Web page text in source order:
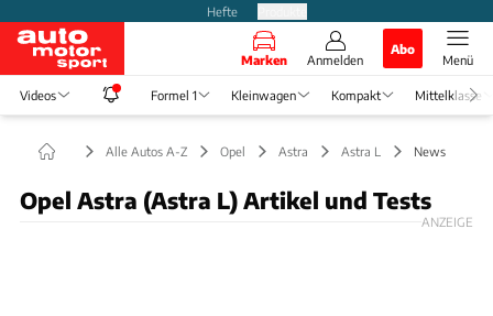
Hefte
Marken Anmelden
Abo
Menü
Videos Formel 1 Kleinwagen Kompakt Mittelklasse
Alle Autos A-Z Opel Astra Astra L News
Opel Astra (Astra L) Artikel und Tests
ANZEIGE